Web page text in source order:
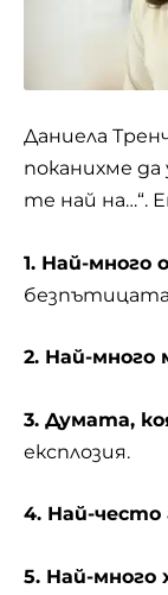
Даниела
поканихме
те най на…“.
1. Най-много
2. Най-много
3. Думата,
експлозия.
4. Най-често
5. Най-много